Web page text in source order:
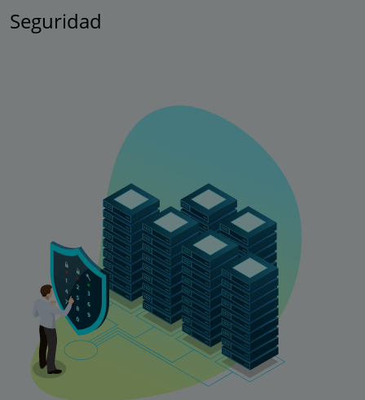
Seguridad